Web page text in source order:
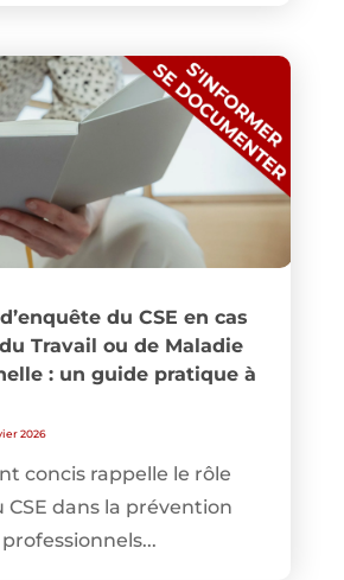
du CSE en cas
Travail ou de Maladie
: un guide pratique à
2026
concis rappelle le rôle
CSE dans la prévention